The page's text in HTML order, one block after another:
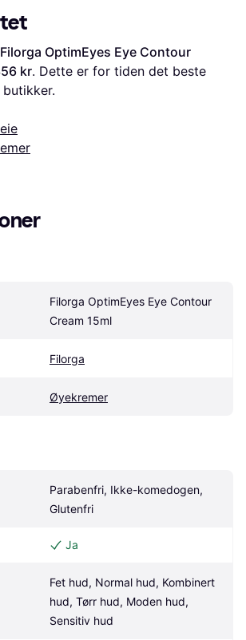
Filorga OptimEyes Eye Contour
kr. Dette er for tiden det beste
butikker.
Filorga OptimEyes Eye Contour
Cream 15ml
Filorga
Øyekremer
Parabenfri, Ikke-komedogen,
Glutenfri
Ja
Fet hud, Normal hud, Kombinert
hud, Tørr hud, Moden hud,
Sensitiv hud